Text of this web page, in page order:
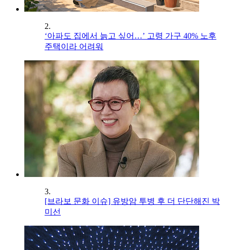
2.
‘아파도 집에서 늙고 싶어…’ 고령 가구 40% 노후
주택이라 어려워
3.
[브라보 문화 이슈] 유방암 투병 후 더 단단해진 박
미선